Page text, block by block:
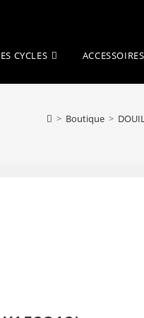
CYCLES ACCESSOIRES
> Boutique >